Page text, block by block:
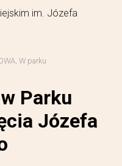
im. Józefa
W parku
Parku
Józefa